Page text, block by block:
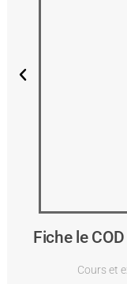
Fiche le
Cours et